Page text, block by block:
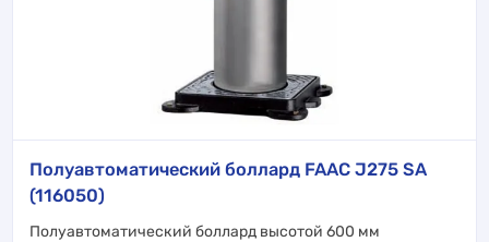
Полуавтоматический боллард FAAC J275 SA
(116050)
Полуавтоматический боллард высотой 600 мм